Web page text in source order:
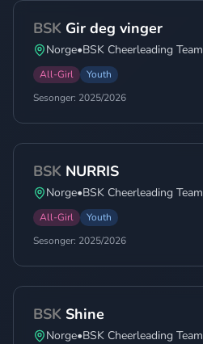
BSK Gir deg vinger
Norge•BSK Cheerleading Team
All-Girl
Youth
Sesonger: 2025/2026
BSK NURRIS
Norge•BSK Cheerleading Team
All-Girl
Youth
Sesonger: 2025/2026
BSK Shine
Norge•BSK Cheerleading Team